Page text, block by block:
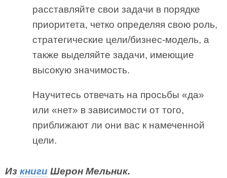
расставляйте свои задачи в порядке
приоритета, четко определяя свою роль,
стратегические цели/бизнес-модель, а
также выделяйте задачи, имеющие
высокую значимость.
Научитесь отвечать на просьбы «да»
или «нет» в зависимости от того,
приближают ли они вас к намеченной
цели.
Из книги Шерон Мельник.